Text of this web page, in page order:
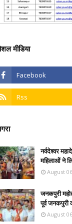
मीडिया
नर्वदेश्वर
महिलाओं ने
August
जनकपुरी
पूर्व
August